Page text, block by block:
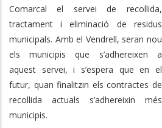
Comarcal el servei de recollida,
tractament i eliminació de residus
municipals. Amb el Vendrell, seran nou
els municipis que s’adhereixen a
aquest servei, i s’espera que en el
futur, quan finalitzin els contractes de
recollida actuals s’adhereixin més
municipis.